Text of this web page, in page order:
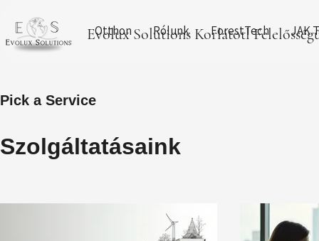
Evolux Solutions Korlátotl
Otthon Rólunk ForestTech JAK
Pick a Service
Szolgáltatásaink